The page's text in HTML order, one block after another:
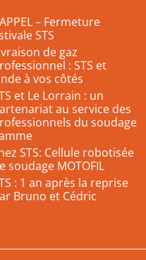
– Fermeture
STS
de gaz
: STS et
à vos côtés
et Le Lorrain : un
au service des
du soudage
STS: Cellule robotisée
soudage MOTOFIL
: 1 an après la reprise
Bruno et Cédric